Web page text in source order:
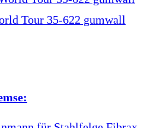
Tour 35-622 gumwall